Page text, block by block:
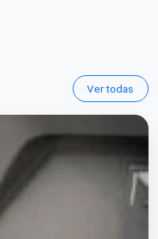
Ver todas